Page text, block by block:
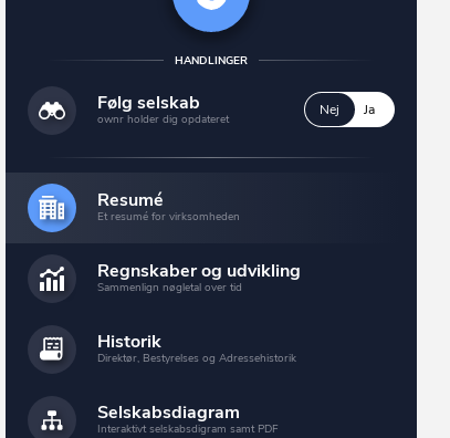
HANDLINGER
Følg selskab
ownr holder dig opdateret
Nej Ja
Resumé
Et resumé for virksomheden
Regnskaber og udvikling
Sammenlign nøgletal over tid
Historik
Direktør, Bestyrelses og Adressehistorik
Selskabsdiagram
Interaktivt selskabsdigram samt PDF